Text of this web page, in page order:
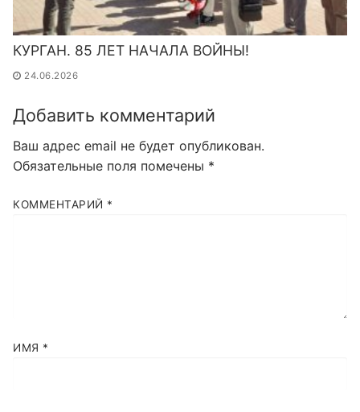
КУРГАН. 85 ЛЕТ НАЧАЛА ВОЙНЫ!
24.06.2026
Добавить комментарий
Ваш адрес email не будет опубликован.
Обязательные поля помечены *
КОММЕНТАРИЙ *
ИМЯ *